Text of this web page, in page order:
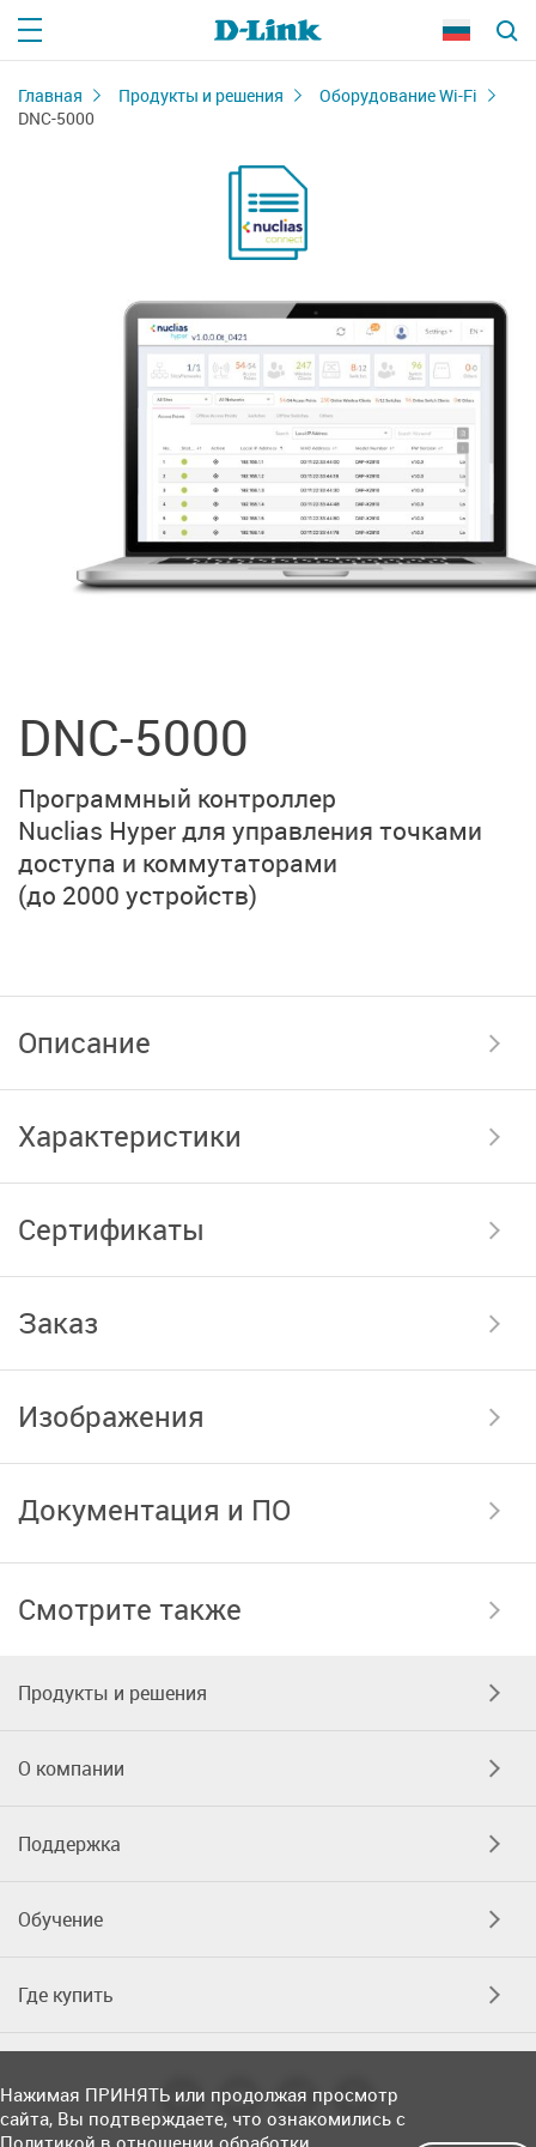
Главная Продукты и решения
Оборудование Wi-Fi
DNC-5000
DNC-5000
Программный контроллер
Nuclias Hyper для управления точками
доступа и коммутаторами
(до 2000 устройств)
Описание
Характеристики
Сертификаты
Заказ
Изображения
Документация и ПО
Смотрите также
Продукты и решения
О компании
Поддержка
Обучение
Где купить
Нажимая ПРИНЯТЬ или продолжая просмотр
сайта, Вы подтверждаете, что ознакомились с
Политикой в отношении обработки